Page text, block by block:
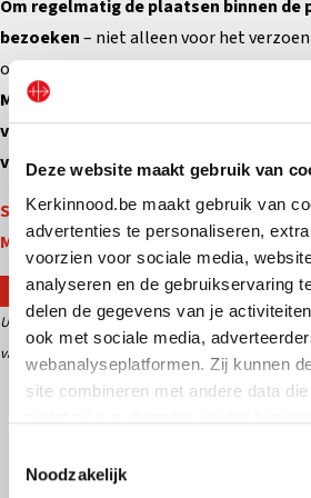
Deze website maakt gebruik van
Kerkinnood.be maakt gebruik van
advertenties te personaliseren,
voorzien voor sociale media,
analyseren en de gebruikservaring
delen de gegevens van je
ook met sociale media,
webanalyseplatformen. Zij kunnen
site combineren met andere data
Indien je dat toestaat, kunnen wij of
Noodzakelijk
Om regelmatig de plaatsen binnen de
bezoeken– niet alleen voor het
ook om de sacramenten te bedienen –
Montfortanen dringend een voertuig
voor hen buitengewoon moeilijk
verplaatsen. Wij hebben hen 24.300
Steunt u ook de pastorale activiteiten
Montfortanen in Burundi?
Ik steun de paters Montfortanen in
Uw gift wordt voor deze of gelijkaardige projecten
van Kerk in Nood gebruikt.
Uw gift wordt voor deze of gelijkaardige
Deel dit project op